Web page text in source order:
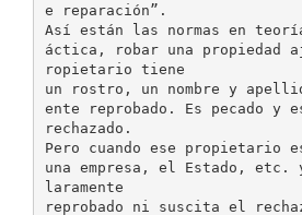
e reparación”.
Así están las normas en
áctica, robar una propiedad
ropietario tiene
un rostro, un nombre y
ente reprobado. Es pecado y
rechazado.
Pero cuando ese propietario
una empresa, el Estado, etc.
laramente
reprobado ni suscita el